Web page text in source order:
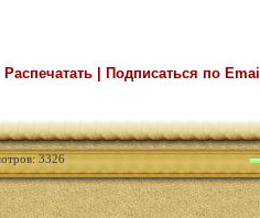
Распечатать | Подписаться по Email
3326